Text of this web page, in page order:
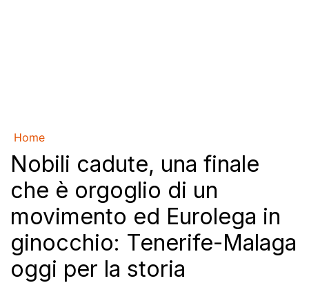
Home
Nobili cadute, una finale
che è orgoglio di un
movimento ed Eurolega in
ginocchio: Tenerife-Malaga
oggi per la storia